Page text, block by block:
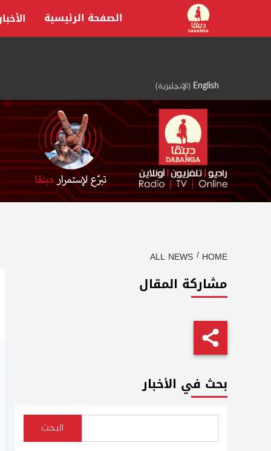
content
English
(الإنجليزية)
الصفحة الرئيسية
HOME
ALL NEWS
مشاركة المقال
بحث في الأخبار
البحث